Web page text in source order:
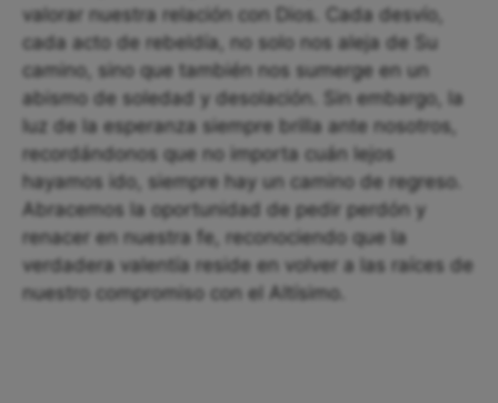
valorar nuestra relación con Dios. Cada desvío,
cada acto de rebeldía, no solo nos aleja de Su
camino, sino que también nos sumerge en un
abismo de soledad y desolación. Sin embargo, la
luz de la esperanza siempre brilla ante nosotros,
recordándonos que no importa cuán lejos
hayamos ido, siempre hay un camino de regreso.
Abracemos la oportunidad de pedir perdón y
renacer en nuestra fe, reconociendo que la
verdadera valentía reside en volver a las raíces de
nuestro compromiso con el Altísimo.